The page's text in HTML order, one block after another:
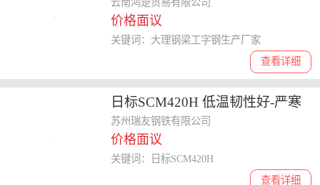
钢生产厂家
价格面议
查看详细
关键词：大理钢梁工字钢生产厂家
日标SCM420H 低温韧性好-严寒
环境适用
苏州瑞友钢铁有限公司
价格面议
查看详细
关键词：日标SCM420H